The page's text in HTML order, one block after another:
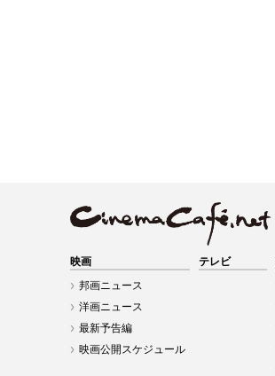
映画
邦画ニュース
洋画ニュース
最新予告編
映画公開スケジュール
テレビ